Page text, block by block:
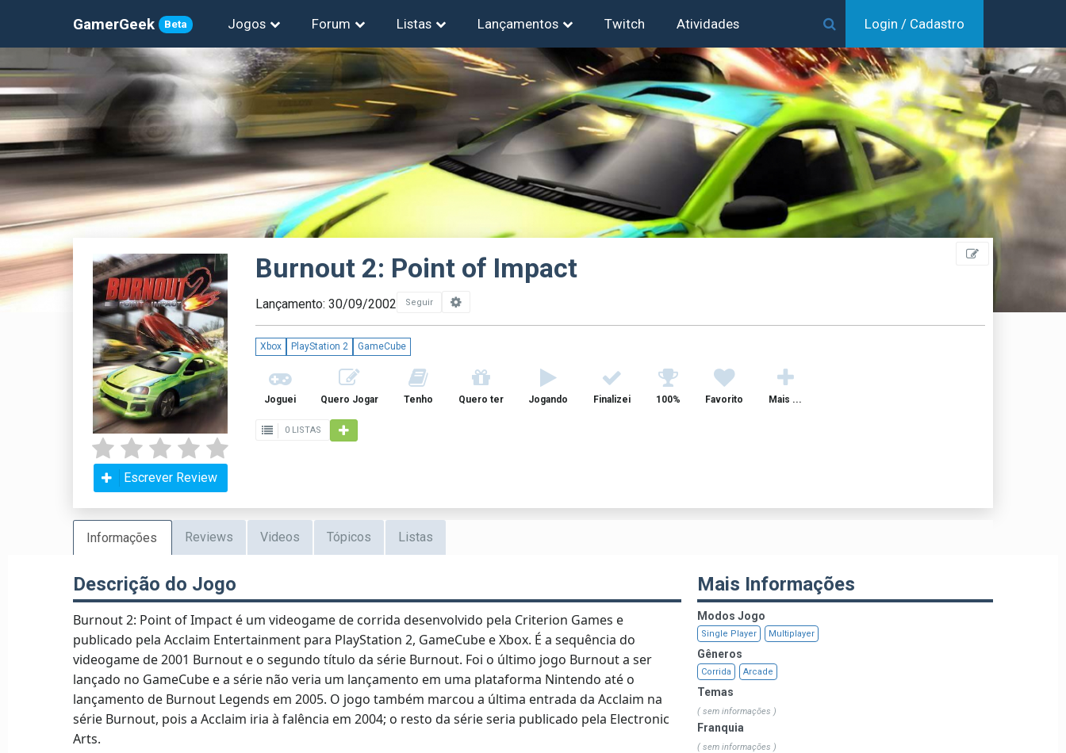
GamerGeek Beta Jogos Forum Listas Lançamentos Twitch Atividades Login / Cadastro
Escrever Review
Burnout 2: Point of Impact
Lançamento: 30/09/2002 Seguir
Xbox PlayStation 2 GameCube
Joguei Quero Jogar Tenho Quero ter Jogando Finalizei 100% Favorito Mais ...
0 LISTAS
Informações Reviews Videos Tópicos Listas
Descrição do Jogo
Burnout 2: Point of Impact é um videogame de corrida desenvolvido pela Criterion Games e
publicado pela Acclaim Entertainment para PlayStation 2, GameCube e Xbox. É a sequência do
videogame de 2001 Burnout e o segundo título da série Burnout. Foi o último jogo Burnout a ser
lançado no GameCube e a série não veria um lançamento em uma plataforma Nintendo até o
lançamento de Burnout Legends em 2005. O jogo também marcou a última entrada da Acclaim na
série Burnout, pois a Acclaim iria à falência em 2004; o resto da série seria publicado pela Electronic
Arts.
Mais Informações
Modos Jogo
Single Player Multiplayer
Gêneros
Corrida Arcade
Temas
( sem informações )
Franquia
( sem informações )